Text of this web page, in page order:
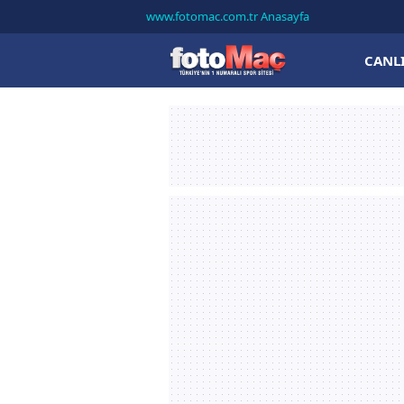
www.fotomac.com.tr Anasayfa